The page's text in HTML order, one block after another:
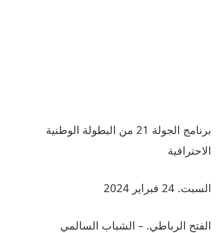
برنامج الجولة من البطولة الوطنية
الاحترافية
السبت. 24 فبراير
الفتح الرباطي. – الشباب السالمي